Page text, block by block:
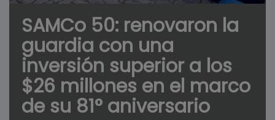
SAMCo 50: renovaron la
guardia con una
inversión superior a los
$26 millones en el marco
de su 81° aniversario